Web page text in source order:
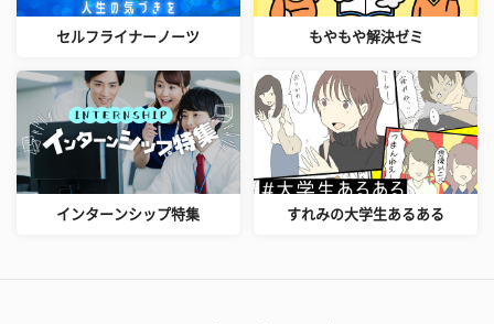
セルフライナーノーツ もやもや解決ゼミ
インターンシップ特集 すれみの大学生あるある